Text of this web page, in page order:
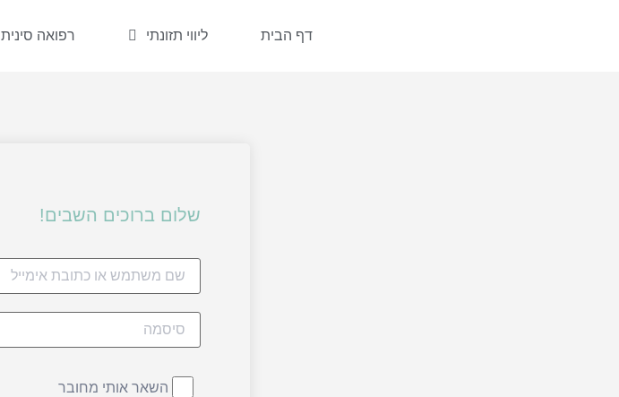
דף הבית ליווי תזונתי רפואה סינית
שלום ברוכים השבים!
השאר אותי מחובר